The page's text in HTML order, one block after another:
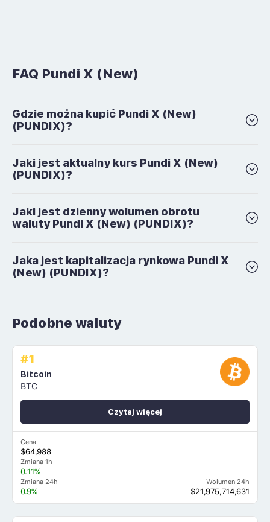
FAQ Pundi X (New)
Gdzie można kupić Pundi X (New)
(PUNDIX)?
Jaki jest aktualny kurs Pundi X (New)
(PUNDIX)?
Jaki jest dzienny wolumen obrotu
waluty Pundi X (New) (PUNDIX)?
Jaka jest kapitalizacja rynkowa Pundi X
(New) (PUNDIX)?
Podobne waluty
#1
Bitcoin
BTC
Cena
$64,988
Zmiana 1h
0.11%
Zmiana 24h
0.9%
Wolumen 24h
$21,975,714,631
Czytaj więcej